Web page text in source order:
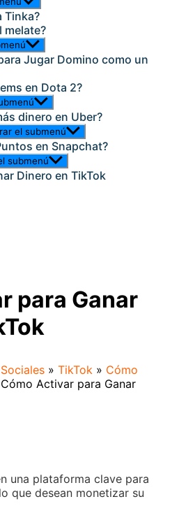
Tinka?
melate?
Jugar Domino como un
en Dota 2?
dinero en Uber?
el submenú
en Snapchat?
submenú
Dinero en TikTok
para Ganar
» TikTok » Cómo
Cómo Activar para Ganar
una plataforma clave para
que desean monetizar su